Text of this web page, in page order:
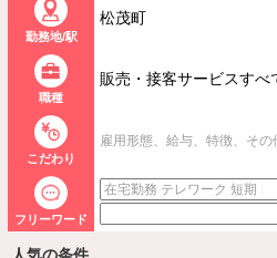
勤務地/駅
松茂町
職種
販売・接客サービスすべ
こだわり
雇用形態、給与、特徴、その
フリーワード